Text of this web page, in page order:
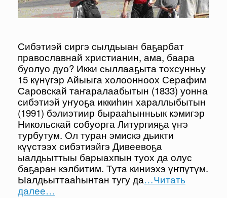
Сибэтиэй сиргэ сылдьыан баҕарбат
православнай христианин, ама, баара
буолуо дуо? Икки сыллааҕыта тохсунньу
15 күнүгэр Айыыга холоонноох Серафим
Саровскай таҥаралаабытын (1833) уонна
сибэтиэй уҥуоҕа иккиһин хараллыбытын
(1991) бэлиэтиир бырааһынньык кэмигэр
Никольскай собуорга Литургияҕа үҥэ
турбутум. Ол туран эмискэ дьикти
күүстээх сибэтиэйгэ Дивеевоҕа
ыалдьыттыы барыахпын туох да олус
баҕаран кэлбитим. Тута киниэхэ үҥпүтүм.
Ыалдьыттааһынтан тугу да…Читать
далее…